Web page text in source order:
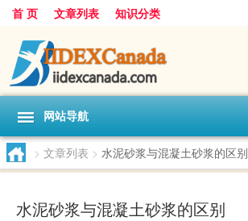
首 页 文章列表 知识分类
网站导航
> 文章列表 > 水泥砂浆与混凝土砂浆的区别
水泥砂浆与混凝土砂浆的区别